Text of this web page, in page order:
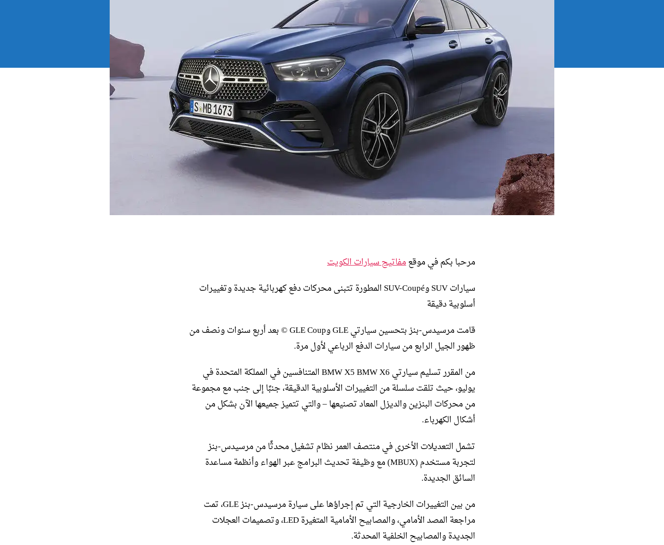
مرحبا بكم في موقعمفاتيح سيارات الكويت
سيارات SUV وSUV-Coupé المطورة تتبنى محركات دفع كهربائية جديدة وتغييرات
أسلوبية دقيقة
قامت مرسيدس-بنز بتحسين سيارتي GLE وGLE Coup © بعد أربع سنوات ونصف من
ظهور الجيل الرابع من سيارات الدفع الرباعي لأول مرة.
من المقرر تسليم سيارتي BMW X5 BMW X6 المتنافسين في المملكة المتحدة في
يوليو، حيث تلقت سلسلة من التغييرات الأسلوبية الدقيقة، جنبًا إلى جنب مع مجموعة
من محركات البنزين والديزل المعاد تصنيعها – والتي تتميز جميعها الآن بشكل من
أشكال الكهرباء.
تشمل التعديلات الأخرى في منتصف العمر نظام تشغيل محدثًا من مرسيدس-بنز
لتجربة مستخدم (MBUX) مع وظيفة تحديث البرامج عبر الهواء وأنظمة مساعدة
السائق الجديدة.
من بين التغييرات الخارجية التي تم إجراؤها على سيارة مرسيدس-بنز GLE، تمت
مراجعة المصد الأمامي، والمصابيح الأمامية المتغيرة LED، وتصميمات العجلات
الجديدة والمصابيح الخلفية المحدثة.